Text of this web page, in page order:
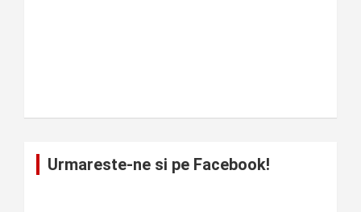
Urmareste-ne si pe Facebook!